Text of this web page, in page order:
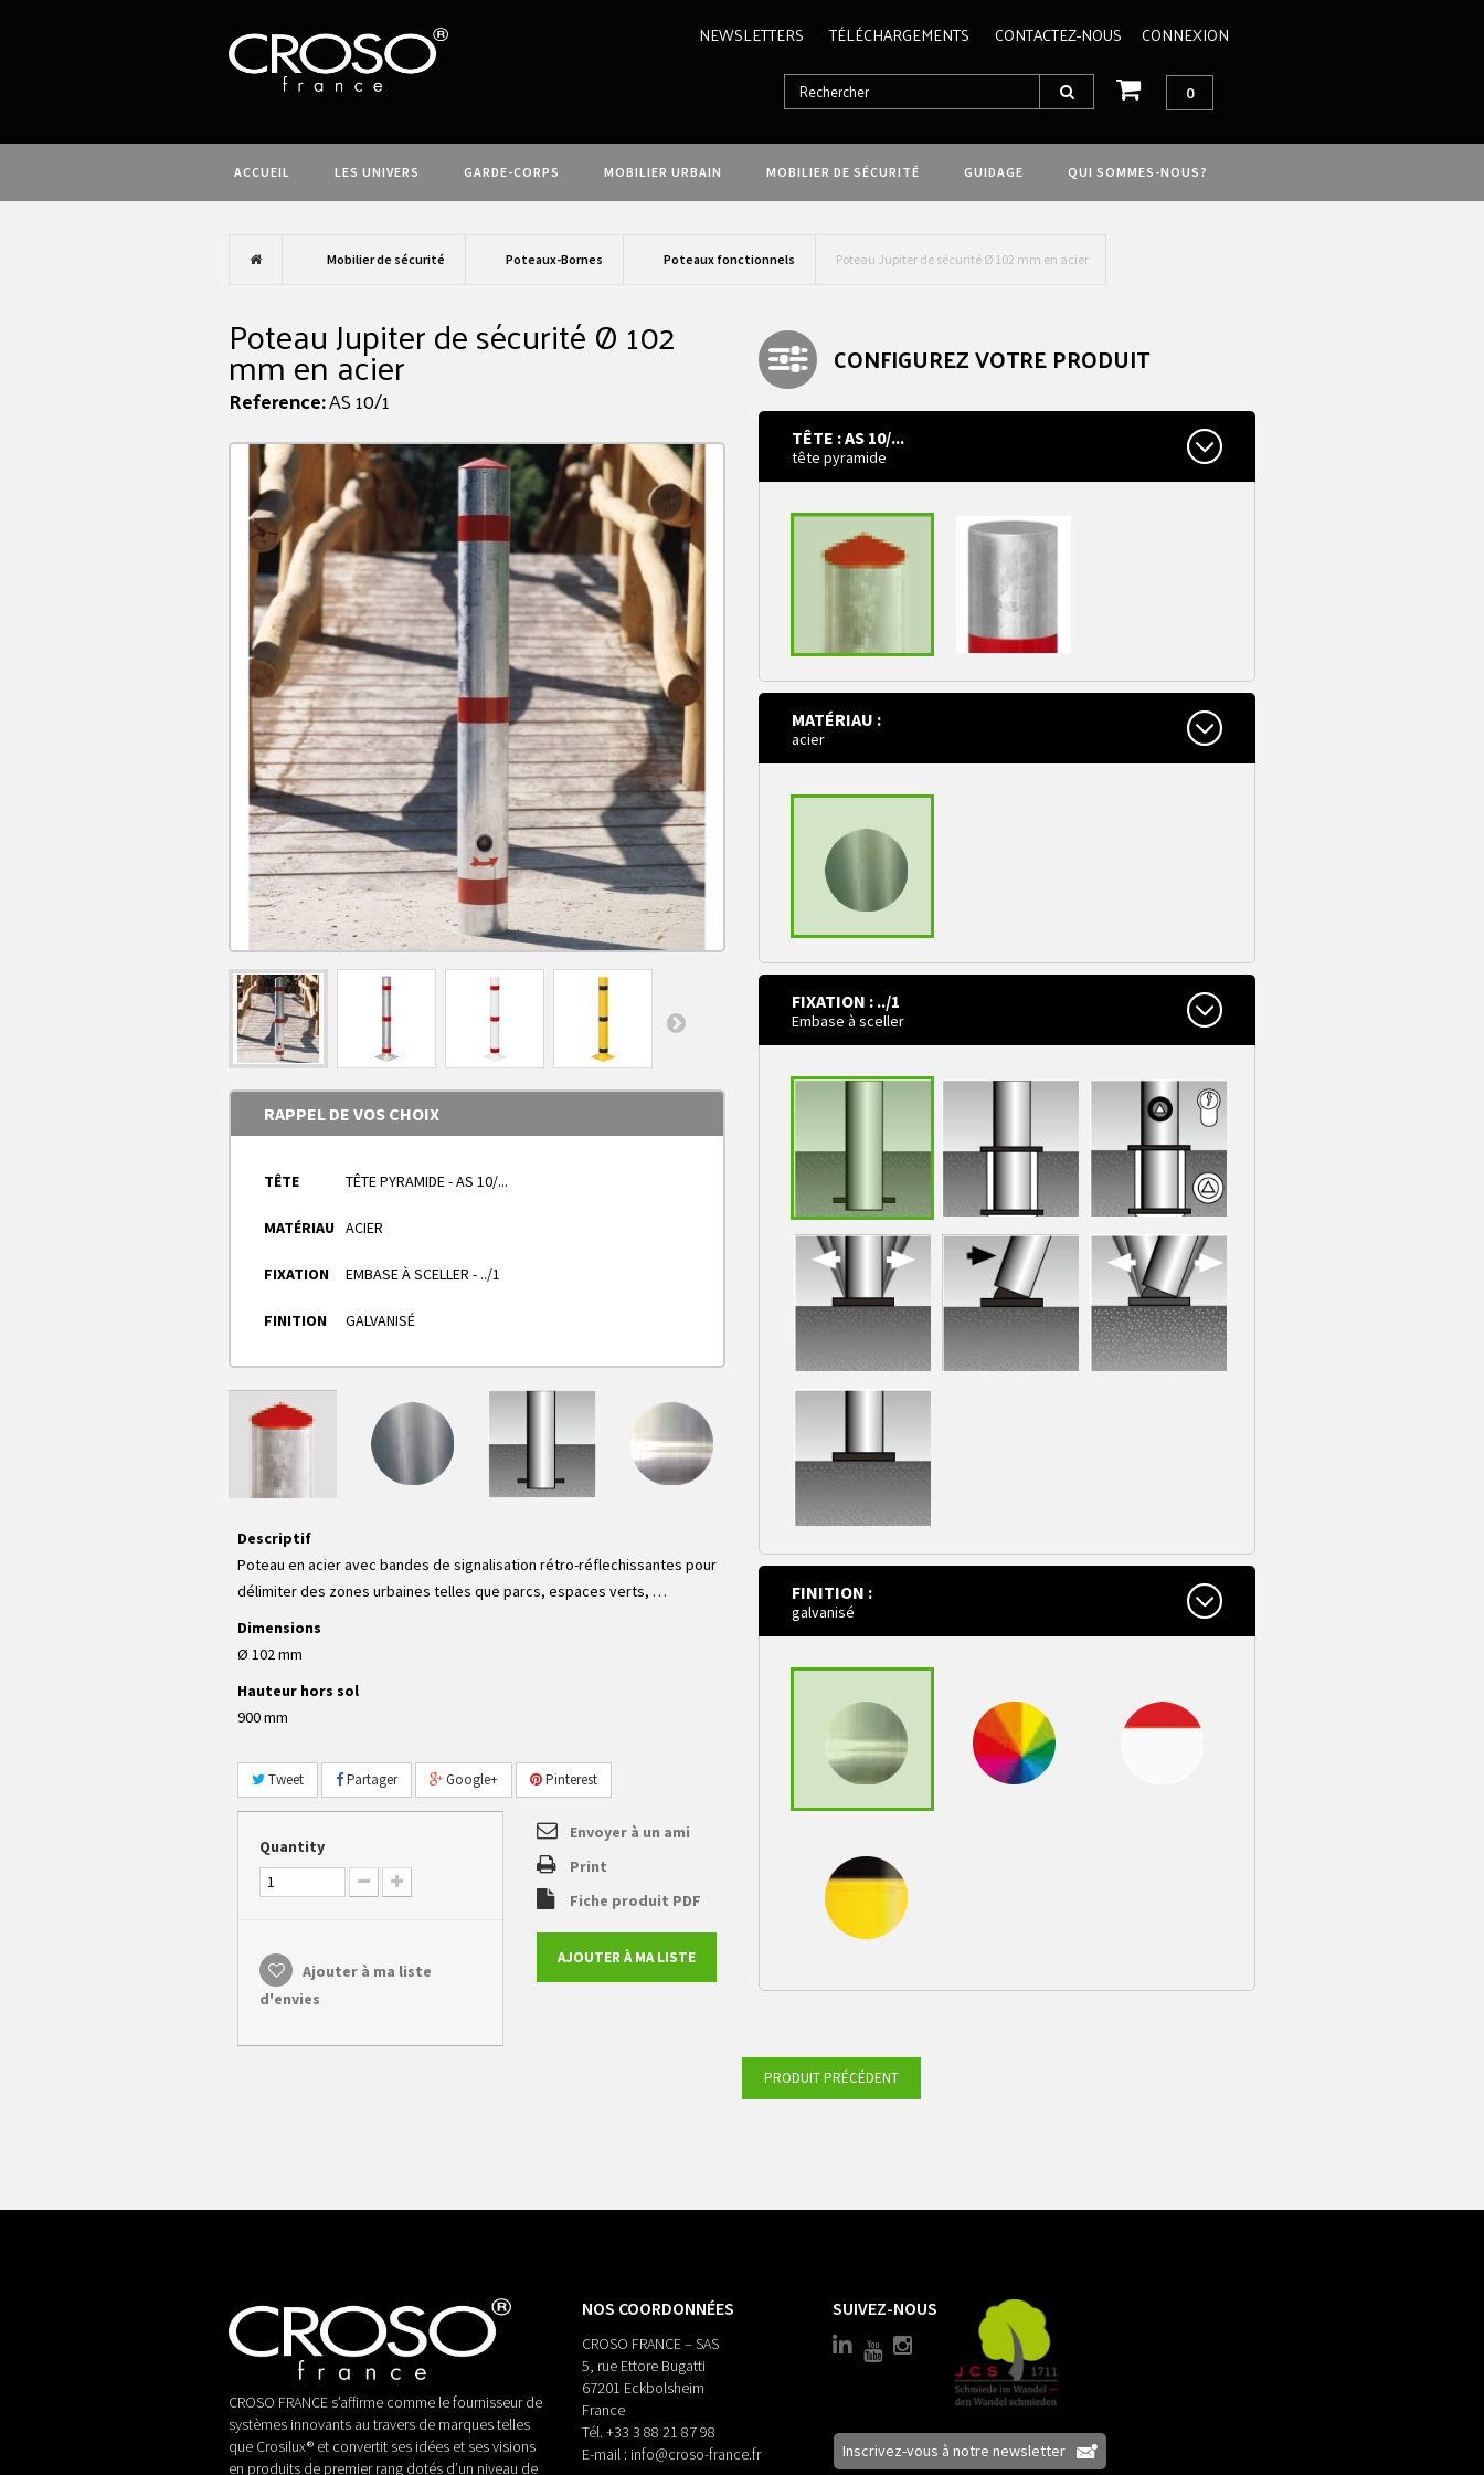
CONNEXION
NEWSLETTERS TÉLÉCHARGEMENTS CONTACTEZ-NOUS
0
ACCUEIL LES UNIVERS GARDE-CORPS MOBILIER URBAIN MOBILIER DE SÉCURITÉ GUIDAGE QUI SOMMES-NOUS?
Mobilier de sécurité Poteaux-Bornes Poteaux fonctionnels Poteau Jupiter de sécurité Ø 102 mm en acier
Poteau Jupiter de sécurité Ø 102
mm en acier
Reference:AS 10/1
RAPPEL DE VOS CHOIX
TÊTE TÊTE PYRAMIDE - AS 10/...
MATÉRIAU ACIER
FIXATION EMBASE À SCELLER - ../1
FINITION GALVANISÉ
Descriptif
Poteau en acier avec bandes de signalisation rétro-réflechissantes pour
délimiter des zones urbaines telles que parcs, espaces verts, …
Dimensions
Ø 102 mm
Hauteur hors sol
900 mm
Tweet Partager Google+ Pinterest
Quantity
Ajouter à ma liste
d'envies
Envoyer à un ami
Print
Fiche produit PDF
AJOUTER À MA LISTE
CONFIGUREZ VOTRE PRODUIT
TÊTE : AS 10/...
tête pyramide
tête pyramide
MATÉRIAU :
acier
acier
FIXATION : ../1
Embase à sceller
Embase à sceller
Fixé dans un
fourreau, amovible,
sans verrouillage
fixé dans un
fourreau, amovible,
avec verrouillage
ressort
200 x 200 mm mm à
cheviller
FINITION :
galvanisé
jaune/noir
PRODUIT PRÉCÉDENT
CROSO FRANCE s’affirme comme le fournisseur de
systèmes innovants au travers de marques telles
que Crosilux® et convertit ses idées et ses visions
en produits de premier rang dotés d’un niveau de
NOS COORDONNÉES
CROSO FRANCE – SAS
5, rue Ettore Bugatti
67201 Eckbolsheim
France
Tél. +33 3 88 21 87 98
E-mail : info@croso-france.fr
SUIVEZ-NOUS
Inscrivez-vous à notre newsletter